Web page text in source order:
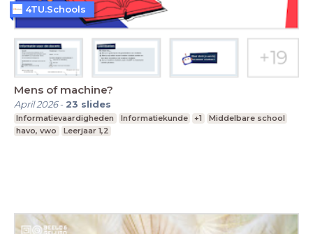
Mens of machine?
April 2026- 23 slides
Informatievaardigheden Informatiekunde +1
Middelbare school
havo, vwo
Leerjaar 1,2
4TU.Schools